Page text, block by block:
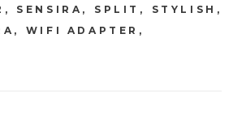
SENSIRA SPLIT
STYLISH
WIFI ADAPTER